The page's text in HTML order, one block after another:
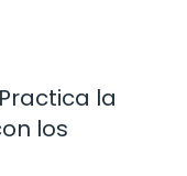
la
los